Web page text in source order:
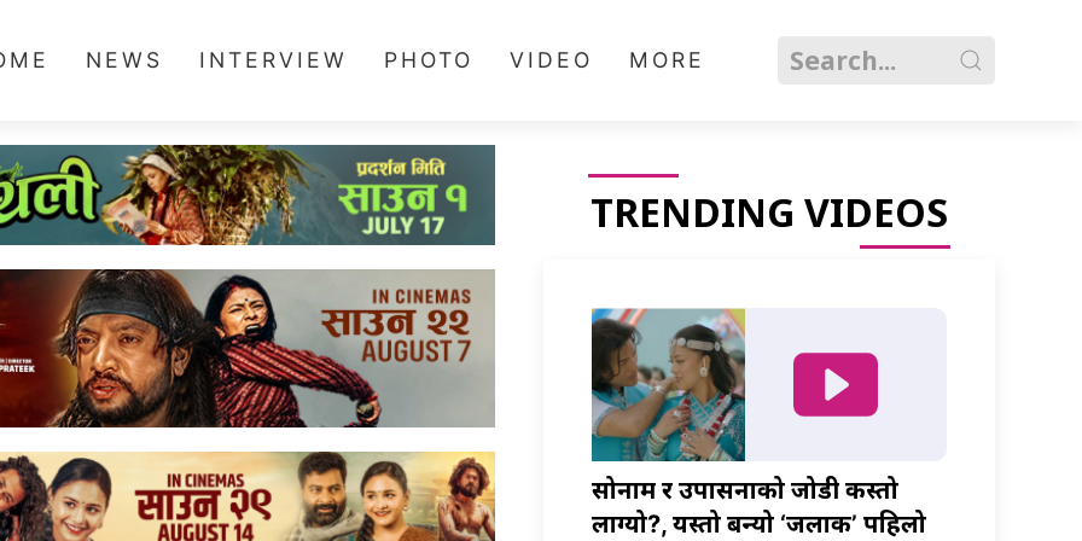
NEWS INTERVIEW PHOTO VIDEO MORE
TRENDING VIDEOS
सोनाम र उपासनाको जोडी कस्तो
लाग्यो?, यस्तो बन्यो ‘जलाकी’ पहिलो